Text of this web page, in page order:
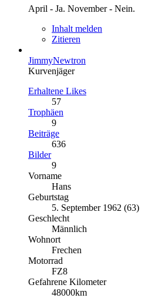
April - Ja. November - Nein.
Inhalt melden
Zitieren
JimmyNewtron
Kurvenjäger
Erhaltene Likes
57
Trophäen
9
Beiträge
636
Bilder
9
Vorname
Hans
Geburtstag
5. September 1962 (63)
Geschlecht
Männlich
Wohnort
Frechen
Motorrad
FZ8
Gefahrene Kilometer
48000km